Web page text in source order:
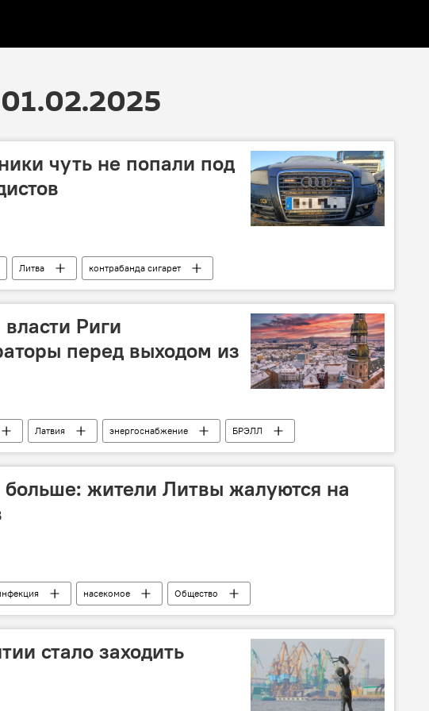
чуть не попали под
Литва контрабанда сигарет
Риги
перед выходом из
Латвия энергоснабжение
БРЭЛЛ
энергетика
электричество
больше: жители Литвы жалуются на
насекомое Общество
стало заходить